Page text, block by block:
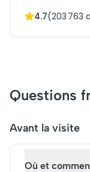
pour l'Alhambra
immersion
des siècles de
le Palais
4.7(203 763
Questions
Avant la visite
Où et